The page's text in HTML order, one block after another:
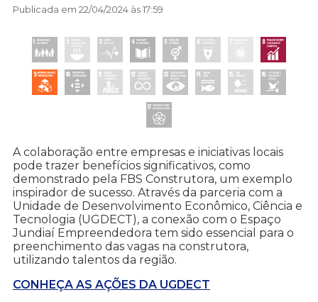
Publicada em 22/04/2024 às 17:59
A colaboração entre empresas e iniciativas locais
pode trazer benefícios significativos, como
demonstrado pela FBS Construtora, um exemplo
inspirador de sucesso. Através da parceria com a
Unidade de Desenvolvimento Econômico, Ciência e
Tecnologia (UGDECT), a conexão com o Espaço
Jundiaí Empreendedora tem sido essencial para o
preenchimento das vagas na construtora,
utilizando talentos da região.
CONHEÇA AS AÇÕES DA UGDECT